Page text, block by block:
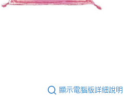
顯示電腦版詳細說明